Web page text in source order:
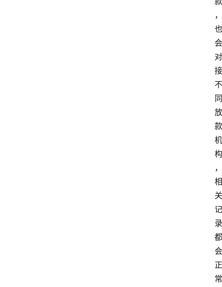
，
也
会
对
接
不
同
放
款
机
构
，
相
关
记
录
都
会
正
常